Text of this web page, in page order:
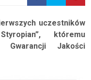
uczestników
któremu
Gwarancji Jakości